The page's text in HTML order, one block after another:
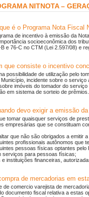
NITNOTA –
é o Programa Nota Fiscal
de incentivo à emissão da
socioeconômica dos
e 76-C no CTM (Lei 2.597/08) e
que consiste o incentivo
possibilidade de utilização pelo
incidente sobre o
imóveis do tomador do
em sistema de sorteio de prêmios.
devo exigir a emissão
tomar quaisquer serviços de
empresárias que se constituam
que não são obrigados a emitir
profissionais autônomos que
pessoas físicas optantes pelo
serviços para pessoas físicas;
e instituições financeiras,
de mercadorias em
de comercio varejista de
documento fiscal relativa a estas